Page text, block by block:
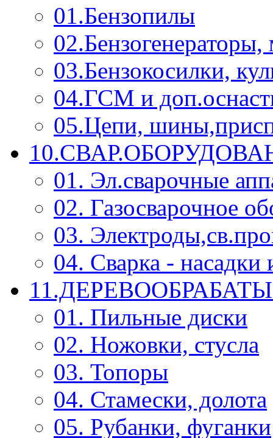
01.Бензопилы
03.Бензокосилки,
04.ГСМ и
05.Цепи,
01. Эл.сварочные
02. Газосварочное
03.
04. Сварка -
01. Пильные диски
02. Ножовки, стусла
03. Топоры
04. Стамески, долота
05. Рубанки, фуганки